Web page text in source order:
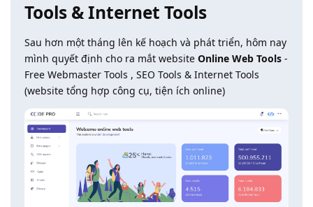
Tools & Internet Tools
Sau hơn một tháng lên kế hoạch và phát triển, hôm nay
mình quyết định cho ra mắt website Online Web Tools -
Free Webmaster Tools , SEO Tools & Internet Tools
(website tổng hợp công cụ, tiện ích online)